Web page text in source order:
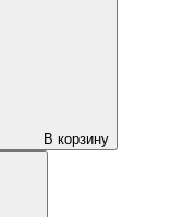
В корзину